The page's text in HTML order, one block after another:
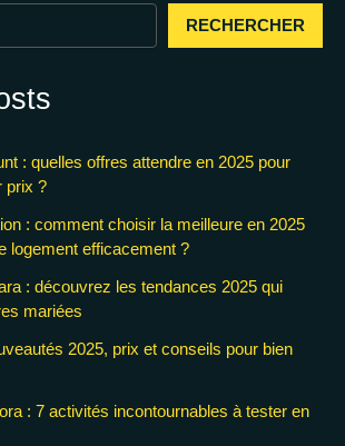
RECHERCHER
: quelles offres attendre en 2025 pour
prix ?
: comment choisir la meilleure en 2025
logement efficacement ?
: découvrez les tendances 2025 qui
mariées
2025, prix et conseils pour bien
: 7 activités incontournables à tester en